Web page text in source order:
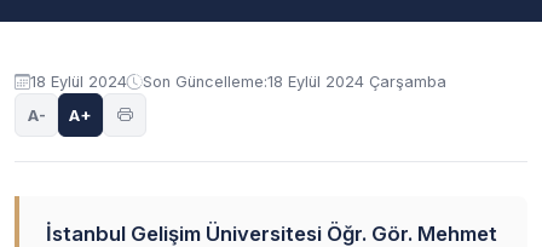
18 Eylül 2024 Son Güncelleme:18 Eylül 2024 Çarşamba
A- A+
İstanbul Gelişim Üniversitesi Öğr. Gör. Mehmet